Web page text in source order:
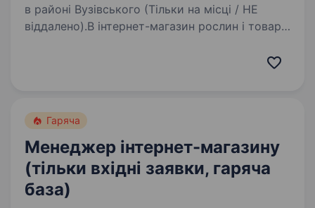
в районі Вузівського (Тільки на місці / НЕ
віддалено).В інтернет-магазин рослин і товарів
Гаряча
Менеджер інтернет-магазину
(тільки вхідні заявки, гаряча
база)